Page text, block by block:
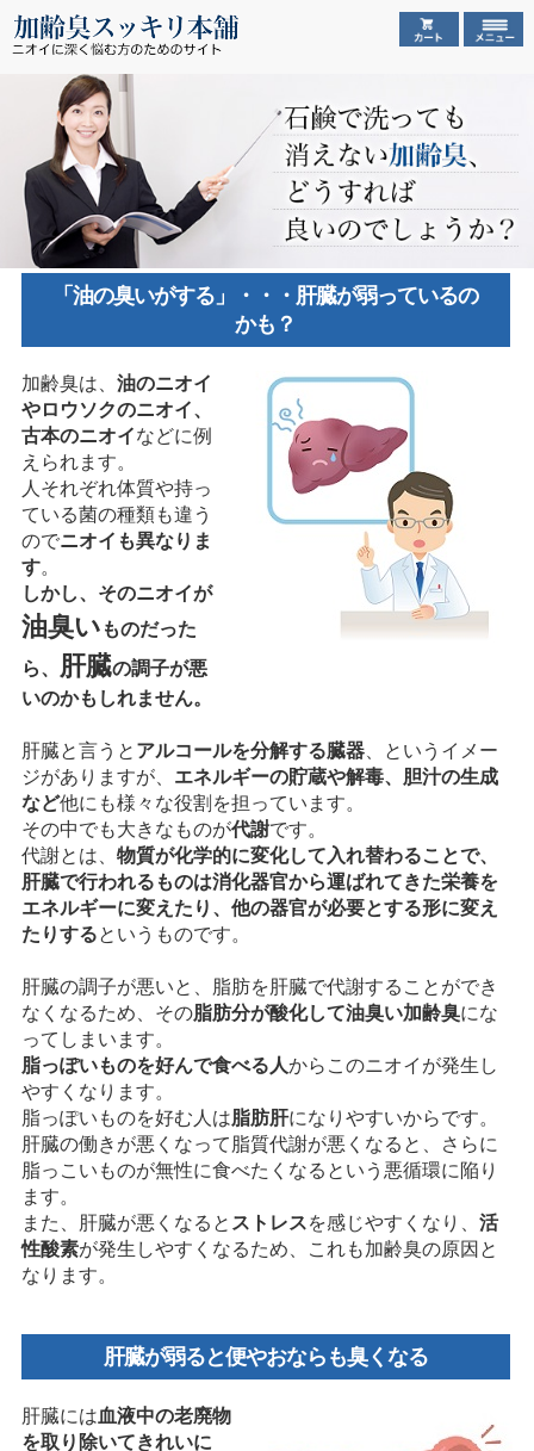
「油の臭いがする」・・・肝臓が弱っているの
かも？
加齢臭は、 油のニオイ
やロウソクのニオイ、
古本のニオイなどに例
えられます。
人それぞれ体質や持っ
ている菌の種類も違う
のでニオイも異なりま
す。
しかし、そのニオイが
油臭い ものだった
ら、
肝臓の調子が悪
いのかもしれません。
肝臓と言うと アルコールを分解する臓器、というイメー
ジがありますが、 エネルギーの貯蔵や解毒、胆汁の生成
など他にも様々な役割を担っています。
その中でも大きなものが代謝です。
代謝とは、 物質が化学的に変化して入れ替わることで、
肝臓で行われるものは消化器官から運ばれてきた栄養を
エネルギーに変えたり、他の器官が必要とする形に変え
たりするというものです。
肝臓の調子が悪いと、脂肪を肝臓で代謝することができ
なくなるため、その脂肪分が酸化して油臭い加齢臭にな
ってしまいます。
脂っぽいものを好んで食べる人からこのニオイが発生し
やすくなります。
脂っぽいものを好む人は脂肪肝になりやすいからです。
肝臓の働きが悪くなって脂質代謝が悪くなると、さらに
脂っこいものが無性に食べたくなるという悪循環に陥り
ます。
また、肝臓が悪くなると ストレスを感じやすくなり、 活
性酸素が発生しやすくなるため、これも加齢臭の原因と
なります。
肝臓が弱ると便やおならも臭くなる
肝臓には血液中の老廃物
を取り除いてきれいに